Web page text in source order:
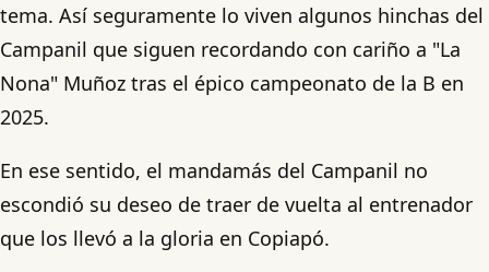
tema. Así seguramente lo viven algunos hinchas del
Campanil que siguen recordando con cariño a "La
Nona" Muñoz tras el épico campeonato de la B en
2025.
En ese sentido, el mandamás del Campanil no
escondió su deseo de traer de vuelta al entrenador
que los llevó a la gloria en Copiapó.